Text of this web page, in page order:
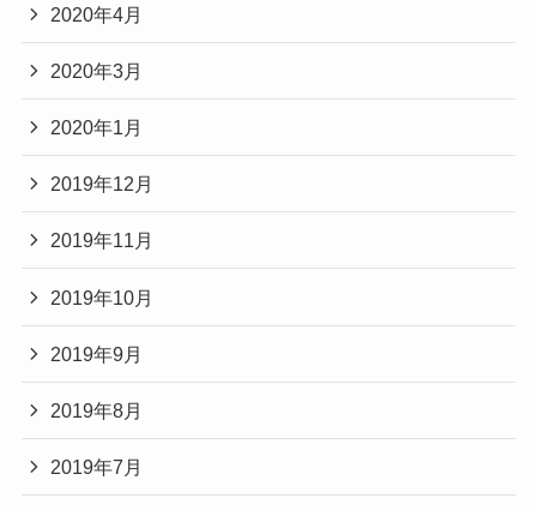
2020年4月
2020年3月
2020年1月
2019年12月
2019年11月
2019年10月
2019年9月
2019年8月
2019年7月